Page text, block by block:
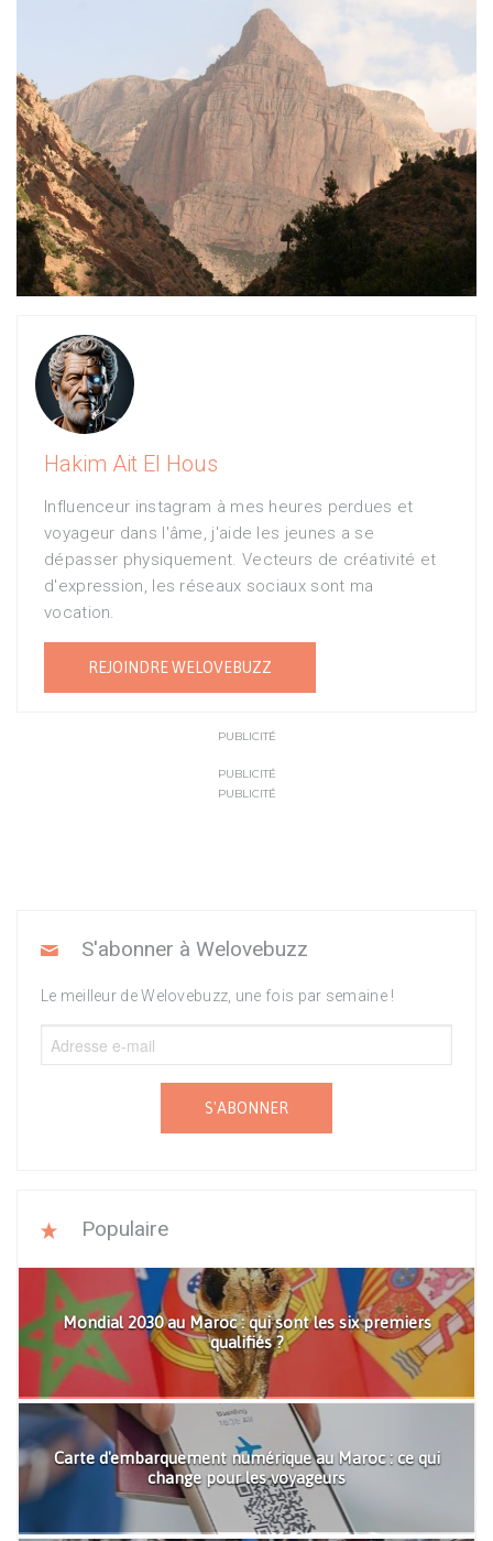
Hakim Ait El Hous
Influenceur instagram à mes heures perdues et
voyageur dans l'âme, j'aide les jeunes a se
dépasser physiquement. Vecteurs de créativité et
d'expression, les réseaux sociaux sont ma
vocation.
REJOINDRE WELOVEBUZZ
PUBLICITÉ
PUBLICITÉ
PUBLICITÉ
S'abonner à Welovebuzz
Le meilleur de Welovebuzz, une fois par semaine !
S'ABONNER
Populaire
Mondial 2030 au Maroc : qui sont les six premiers
qualifiés ?
Carte d'embarquement numérique au Maroc : ce qui
change pour les voyageurs